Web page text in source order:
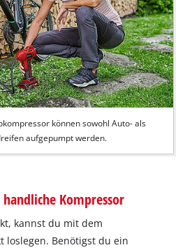
können sowohl Auto- als
aufgepumpt werden.
Kompressor
kannst du mit dem
loslegen. Benötigst du ein